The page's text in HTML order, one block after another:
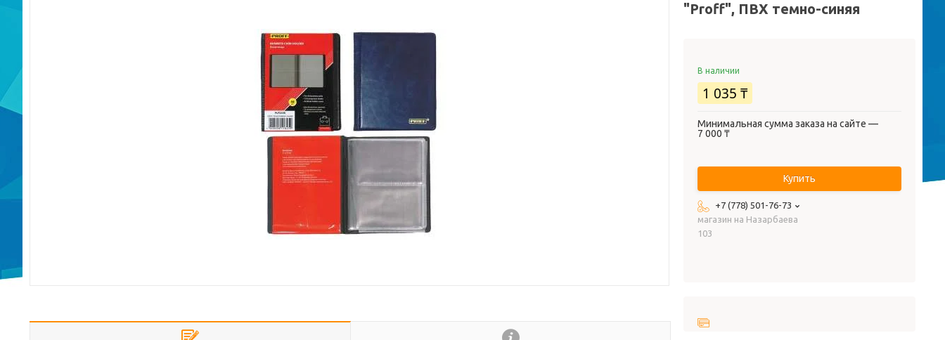
"Proff", ПВХ темно-синяя
В наличии
1 035 ₸
Минимальная сумма заказа на сайте —
7 000 ₸
Купить
+7 (778) 501-76-73
магазин на Назарбаева
103